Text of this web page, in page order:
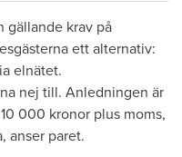
gällande krav på
ett alternativ:
elnätet.
nej till. Anledningen är
000 kronor plus moms,
anser paret.